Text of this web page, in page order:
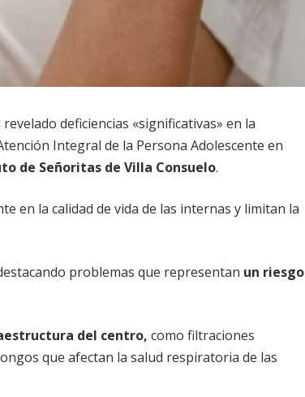
deficiencias «significativas» en la
Integral de la Persona Adolescente en
de Señoritas de Villa Consuelo.
en la calidad de vida de las internas y limitan la
problemas que representan un riesgo
del centro, como filtraciones
que afectan la salud respiratoria de las